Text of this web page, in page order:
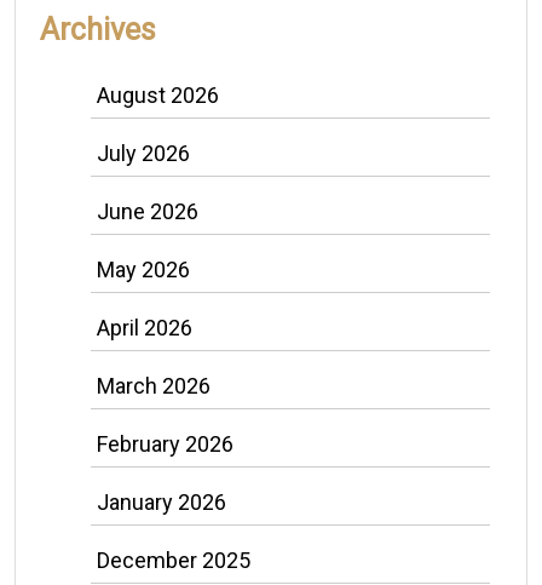
Archives
August 2026
July 2026
June 2026
May 2026
April 2026
March 2026
February 2026
January 2026
December 2025